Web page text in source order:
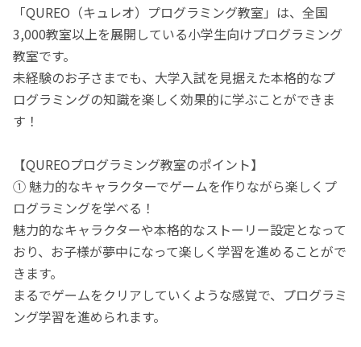
「QUREO（キュレオ）プログラミング教室」は、全国
3,000教室以上を展開している小学生向けプログラミング
教室です。
未経験のお子さまでも、大学入試を見据えた本格的なプ
ログラミングの知識を楽しく効果的に学ぶことができま
す！
【QUREOプログラミング教室のポイント】
① 魅力的なキャラクターでゲームを作りながら楽しくプ
ログラミングを学べる！
魅力的なキャラクターや本格的なストーリー設定となって
おり、お子様が夢中になって楽しく学習を進めることがで
きます。
まるでゲームをクリアしていくような感覚で、プログラミ
ング学習を進められます。